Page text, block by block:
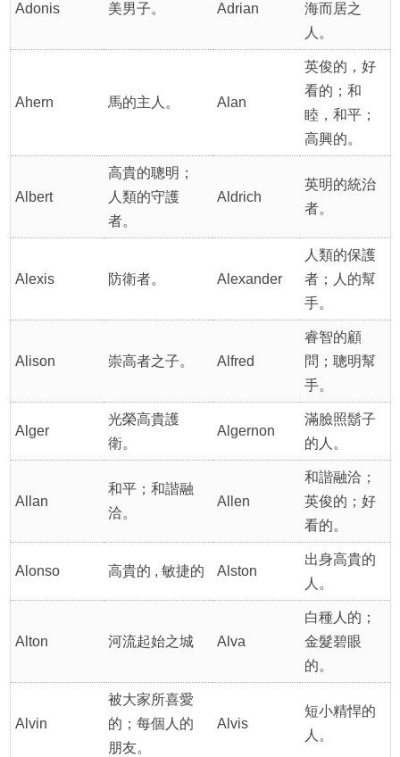
Adonis 美男子。 Adrian
海而居之
人。
Ahern 馬的主人。 Alan
英俊的，好
看的；和
睦，和平；
高興的。
Albert
高貴的聰明；
人類的守護
者。
Aldrich
英明的統治
者。
Alexis 防衛者。 Alexander
人類的保護
者；人的幫
手。
Alison 崇高者之子。 Alfred
睿智的顧
問；聰明幫
手。
Alger
光榮高貴護
衛。
Algernon
滿臉照鬍子
的人。
Allan
和平；和諧融
洽。
Allen
和諧融洽；
英俊的；好
看的。
Alonso 高貴的 , 敏捷的 Alston
出身高貴的
人。
Alton 河流起始之城 Alva
白種人的；
金髮碧眼
的。
Alvin
被大家所喜愛
的；每個人的
朋友。
Alvis
短小精悍的
人。